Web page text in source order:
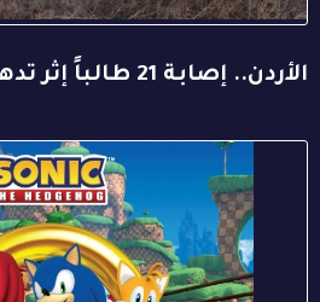
الأردن.. إصابة 21 طالباً إثر تدهور حافلة مدرسية